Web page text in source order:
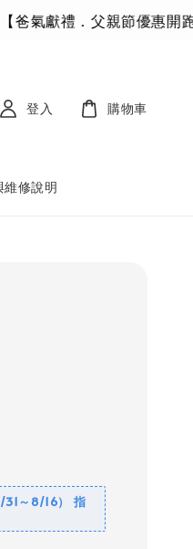
獻禮．父親節優惠開跑
維修說明
登入 購物車
31～8/16） 指